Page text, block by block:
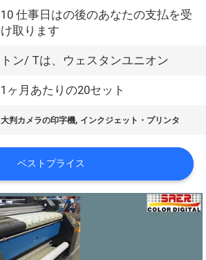
10 仕事日はの後のあなたの支払を受
け取ります
トン/ Tは、ウェスタンユニオン
1ヶ月あたりの20セット
大判カメラの印字機, インクジェット・プリンタ
ベストプライス